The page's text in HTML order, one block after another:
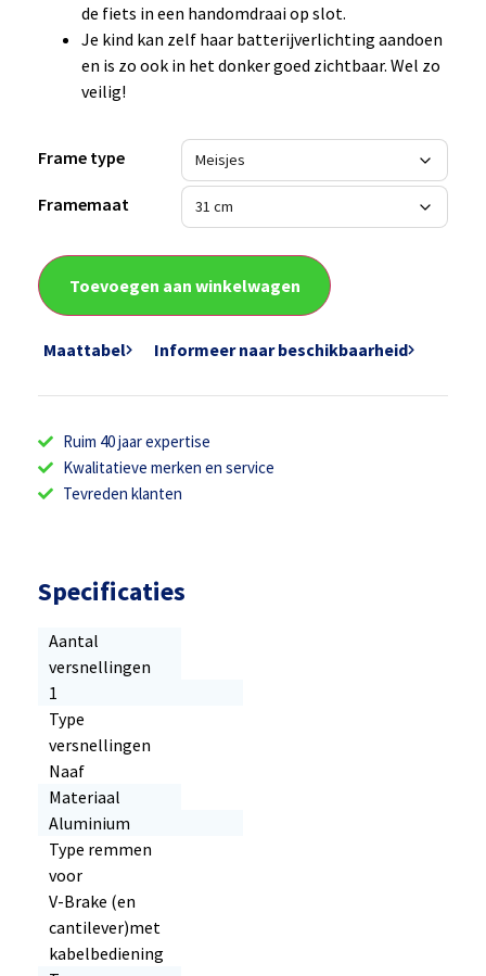
de fiets in een handomdraai op slot.
Je kind kan zelf haar batterijverlichting aandoen
en is zo ook in het donker goed zichtbaar. Wel zo
veilig!
Frame type
Framemaat
Toevoegen aan winkelwagen
Maattabel Informeer naar beschikbaarheid
Ruim 40 jaar expertise
Kwalitatieve merken en service
Tevreden klanten
Specificaties
Aantal
versnellingen
1
Type
versnellingen
Naaf
Materiaal
Aluminium
Type remmen
voor
V-Brake (en
cantilever)met
kabelbediening